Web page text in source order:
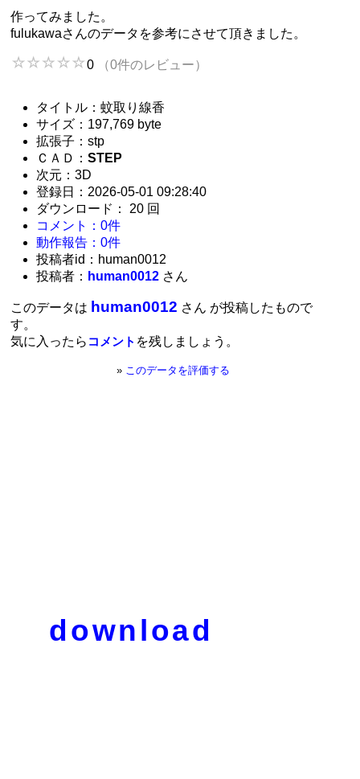
作ってみました。
fulukawaさんのデータを参考にさせて頂きました。
0 （0件のレビュー）
タイトル：蚊取り線香
サイズ：197,769 byte
拡張子：stp
ＣＡＤ：STEP
次元：3D
登録日：2026-05-01 09:28:40
ダウンロード： 20 回
コメント：0件
動作報告：0件
投稿者id：human0012
投稿者： human0012 さん
このデータは human0012 さん が投稿したもので
す。
気に入ったら コメント を残しましょう。
» このデータを評価する
download